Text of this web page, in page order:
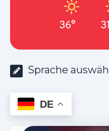
36°
Sprache
DE